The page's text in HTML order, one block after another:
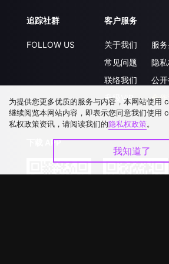
追踪社群
FOLLOW US
客户服务
关于我们
常见问题
联络我们
升级VIP
服
隐
公
合
下载 APP
为提供您更多优质的服务与内容，本网站使用
继续阅览本网站内容，即表示您同意我们使用
私权政策资讯，请阅读我们的隐私权政策。
我知道了